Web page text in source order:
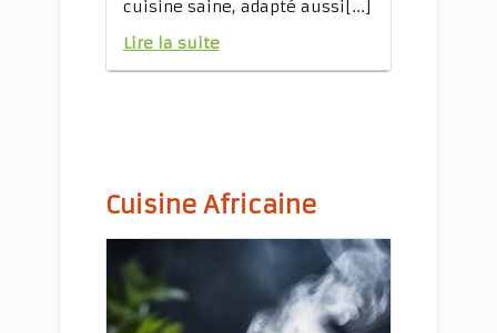
cuisine saine, adapté aussi[...]
Lire la suite
Cuisine Africaine